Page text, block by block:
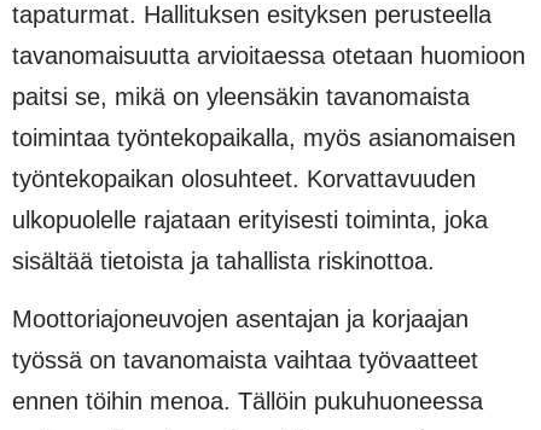
tapaturmat. Hallituksen esityksen perusteella
tavanomaisuutta arvioitaessa otetaan huomioon
paitsi se, mikä on yleensäkin ta­vanomaista
toimintaa työntekopaikalla, myös asianomaisen
työntekopaikan olosuhteet. Korvattavuu­den
ulkopuolelle rajataan erityisesti toiminta, joka
sisältää tietoista ja tahallista riskinottoa.
Moottoriajoneuvojen asentajan ja korjaajan
työssä on tavanomaista vaihtaa työvaatteet
ennen töihin menoa. Tällöin pukuhuoneessa